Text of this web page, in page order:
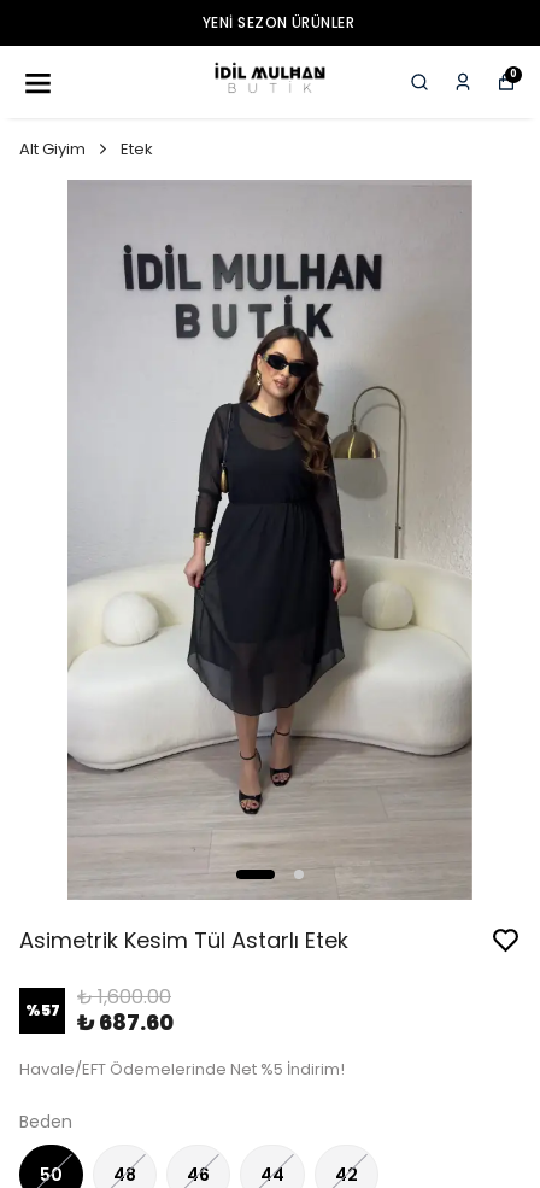
YENI SEZON ÜRÜNLER
0
Alt Giyim Etek
Asimetrik Kesim Tül Astarlı Etek
%57 ₺ 1,600.00
₺ 687.60
Havale/EFT Ödemelerinde Net %5 İndirim!
Beden
50 48 46 44 42